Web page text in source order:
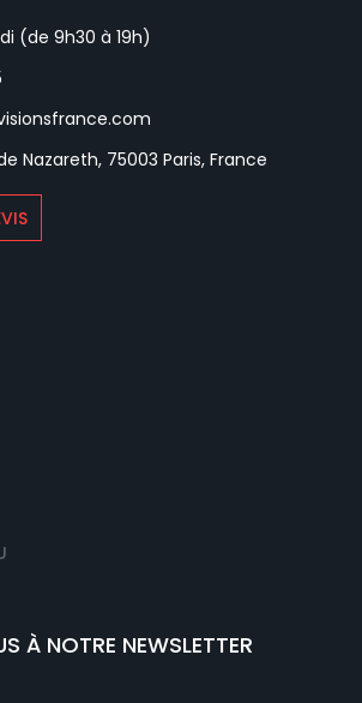
(de 9h30 à 19h)
Nazareth, 75003 Paris, France
À NOTRE NEWSLETTER